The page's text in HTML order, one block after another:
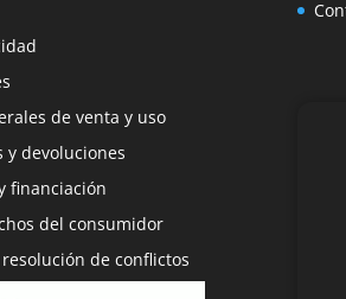
de venta y uso
y devoluciones
financiación
del consumidor
de conflictos